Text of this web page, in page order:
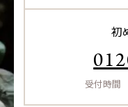
初
受付時間